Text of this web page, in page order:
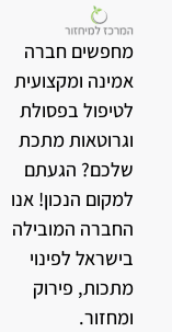
מחפשים חברה
אמינה ומקצועית
לטיפול בפסולת
וגרוטאות מתכת
שלכם? הגעתם
למקום הנכון! אנו
החברה המובילה
בישראל לפינוי
מתכות, פירוק
ומחזור.